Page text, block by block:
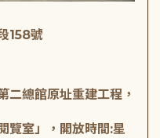
158號
二總館原址重建工程，
覽室」，開放時間:星